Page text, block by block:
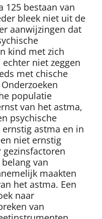
125 bestaan van
bleek niet uit de
aanwijzingen dat
kind met zich
niet zeggen
met chische
populatie
van het astma,
psychische
astma en in
niet ernstig
gezinsfactoren
van
maakten
het astma. Een
naar
van